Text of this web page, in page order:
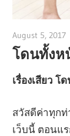
August 5, 2017
โดนทั้งห
เรื่องเสียว
สวัสดีค่าทุก
เว็บนี้ ตอนแ